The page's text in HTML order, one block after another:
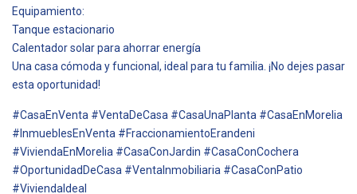
Equipamiento:
Tanque estacionario
Calentador solar para ahorrar energía
Una casa cómoda y funcional, ideal para tu familia. ¡No dejes pasar
esta oportunidad!
#CasaEnVenta #VentaDeCasa #CasaUnaPlanta #CasaEnMorelia
#InmueblesEnVenta #FraccionamientoErandeni
#ViviendaEnMorelia #CasaConJardin #CasaConCochera
#OportunidadDeCasa #VentaInmobiliaria #CasaConPatio
#ViviendaIdeal